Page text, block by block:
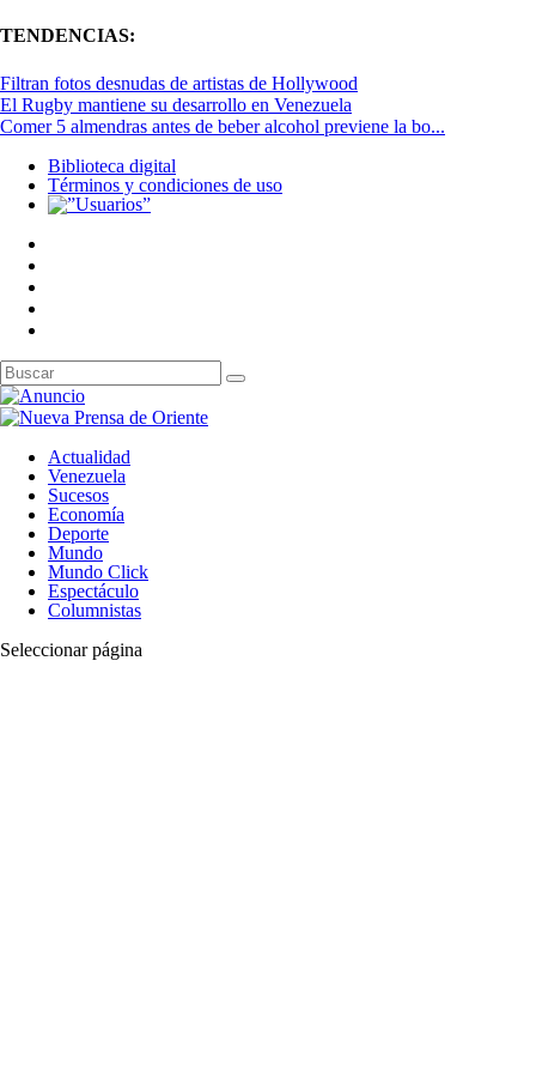
TENDENCIAS:
Filtran fotos desnudas de artistas de Hollywood
El Rugby mantiene su desarrollo en Venezuela
Comer 5 almendras antes de beber alcohol previene la bo...
Biblioteca digital
Términos y condiciones de uso
Actualidad
Venezuela
Sucesos
Economía
Deporte
Mundo
Mundo Click
Espectáculo
Columnistas
Seleccionar página